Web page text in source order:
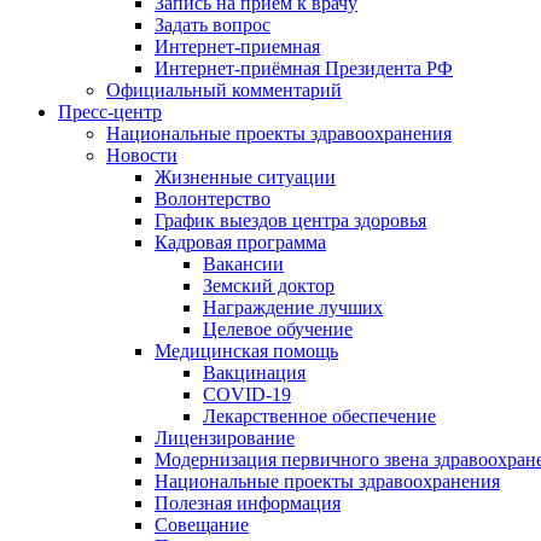
Задать вопрос
Интернет-приемная
Интернет-приёмная Президента РФ
Официальный комментарий
Пресс-центр
Национальные проекты здравоохранения
Новости
Жизненные ситуации
Волонтерство
График выездов центра здоровья
Кадровая программа
Вакансии
Земский доктор
Награждение лучших
Целевое обучение
Медицинская помощь
Вакцинация
COVID-19
Лекарственное обеспечение
Лицензирование
Модернизация первичного звена
Национальные проекты здравоохранения
Полезная информация
Совещание